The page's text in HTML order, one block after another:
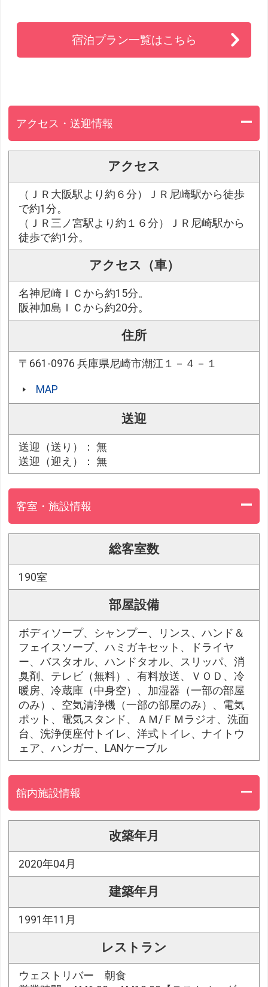
宿泊プラン一覧はこちら
アクセス・送迎情報
アクセス
（ＪＲ大阪駅より約６分）ＪＲ尼崎駅から徒歩
で約1分。
（ＪＲ三ノ宮駅より約１６分）ＪＲ尼崎駅から
徒歩で約1分。
アクセス（車）
名神尼崎ＩＣから約15分。
阪神加島ＩＣから約20分。
住所
〒661-0976 兵庫県尼崎市潮江１－４－１
MAP
送迎
送迎（送り）： 無
送迎（迎え）： 無
客室・施設情報
総客室数
190室
部屋設備
ボディソープ、シャンプー、リンス、ハンド＆
フェイスソープ、ハミガキセット、ドライヤ
ー、バスタオル、ハンドタオル、スリッパ、消
臭剤、テレビ（無料）、有料放送、ＶＯＤ、冷
暖房、冷蔵庫（中身空）、加湿器（一部の部屋
のみ）、空気清浄機（一部の部屋のみ）、電気
ポット、電気スタンド、ＡＭ/ＦＭラジオ、洗面
台、洗浄便座付トイレ、洋式トイレ、ナイトウ
ェア、ハンガー、LANケーブル
館内施設情報
改築年月
2020年04月
建築年月
1991年11月
レストラン
ウェストリバー 朝食